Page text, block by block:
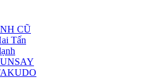
CŨ
Tấn